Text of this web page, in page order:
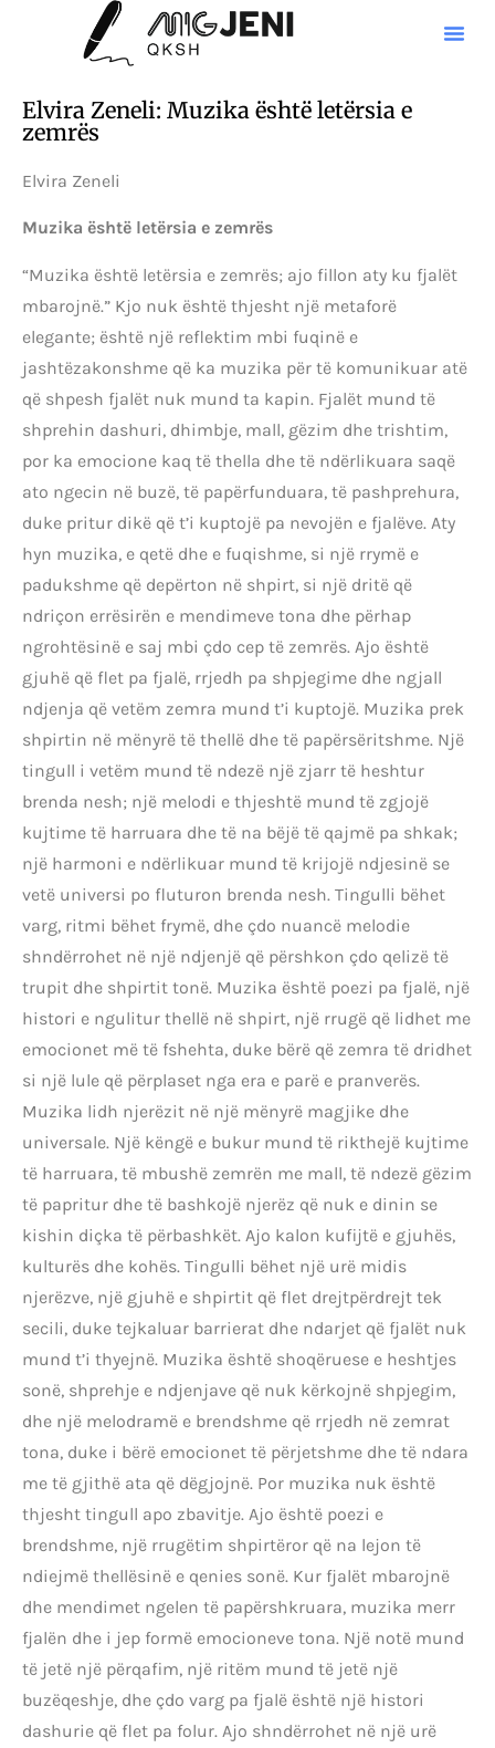
Elvira Zeneli: Muzika është letërsia e
zemrës
Elvira Zeneli
Muzika është letërsia e zemrës
“Muzika është letërsia e zemrës; ajo fillon aty ku fjalët
mbarojnë.” Kjo nuk është thjesht një metaforë
elegante; është një reflektim mbi fuqinë e
jashtëzakonshme që ka muzika për të komunikuar atë
që shpesh fjalët nuk mund ta kapin. Fjalët mund të
shprehin dashuri, dhimbje, mall, gëzim dhe trishtim,
por ka emocione kaq të thella dhe të ndërlikuara saqë
ato ngecin në buzë, të papërfunduara, të pashprehura,
duke pritur dikë që t’i kuptojë pa nevojën e fjalëve. Aty
hyn muzika, e qetë dhe e fuqishme, si një rrymë e
padukshme që depërton në shpirt, si një dritë që
ndriçon errësirën e mendimeve tona dhe përhap
ngrohtësinë e saj mbi çdo cep të zemrës. Ajo është
gjuhë që flet pa fjalë, rrjedh pa shpjegime dhe ngjall
ndjenja që vetëm zemra mund t’i kuptojë. Muzika prek
shpirtin në mënyrë të thellë dhe të papërsëritshme. Një
tingull i vetëm mund të ndezë një zjarr të heshtur
brenda nesh; një melodi e thjeshtë mund të zgjojë
kujtime të harruara dhe të na bëjë të qajmë pa shkak;
një harmoni e ndërlikuar mund të krijojë ndjesinë se
vetë universi po fluturon brenda nesh. Tingulli bëhet
varg, ritmi bëhet frymë, dhe çdo nuancë melodie
shndërrohet në një ndjenjë që përshkon çdo qelizë të
trupit dhe shpirtit tonë. Muzika është poezi pa fjalë, një
histori e ngulitur thellë në shpirt, një rrugë që lidhet me
emocionet më të fshehta, duke bërë që zemra të dridhet
si një lule që përplaset nga era e parë e pranverës.
Muzika lidh njerëzit në një mënyrë magjike dhe
universale. Një këngë e bukur mund të rikthejë kujtime
të harruara, të mbushë zemrën me mall, të ndezë gëzim
të papritur dhe të bashkojë njerëz që nuk e dinin se
kishin diçka të përbashkët. Ajo kalon kufijtë e gjuhës,
kulturës dhe kohës. Tingulli bëhet një urë midis
njerëzve, një gjuhë e shpirtit që flet drejtpërdrejt tek
secili, duke tejkaluar barrierat dhe ndarjet që fjalët nuk
mund t’i thyejnë. Muzika është shoqëruese e heshtjes
sonë, shprehje e ndjenjave që nuk kërkojnë shpjegim,
dhe një melodramë e brendshme që rrjedh në zemrat
tona, duke i bërë emocionet të përjetshme dhe të ndara
me të gjithë ata që dëgjojnë. Por muzika nuk është
thjesht tingull apo zbavitje. Ajo është poezi e
brendshme, një rrugëtim shpirtëror që na lejon të
ndiejmë thellësinë e qenies sonë. Kur fjalët mbarojnë
dhe mendimet ngelen të papërshkruara, muzika merr
fjalën dhe i jep formë emocioneve tona. Një notë mund
të jetë një përqafim, një ritëm mund të jetë një
buzëqeshje, dhe çdo varg pa fjalë është një histori
dashurie që flet pa folur. Ajo shndërrohet në një urë